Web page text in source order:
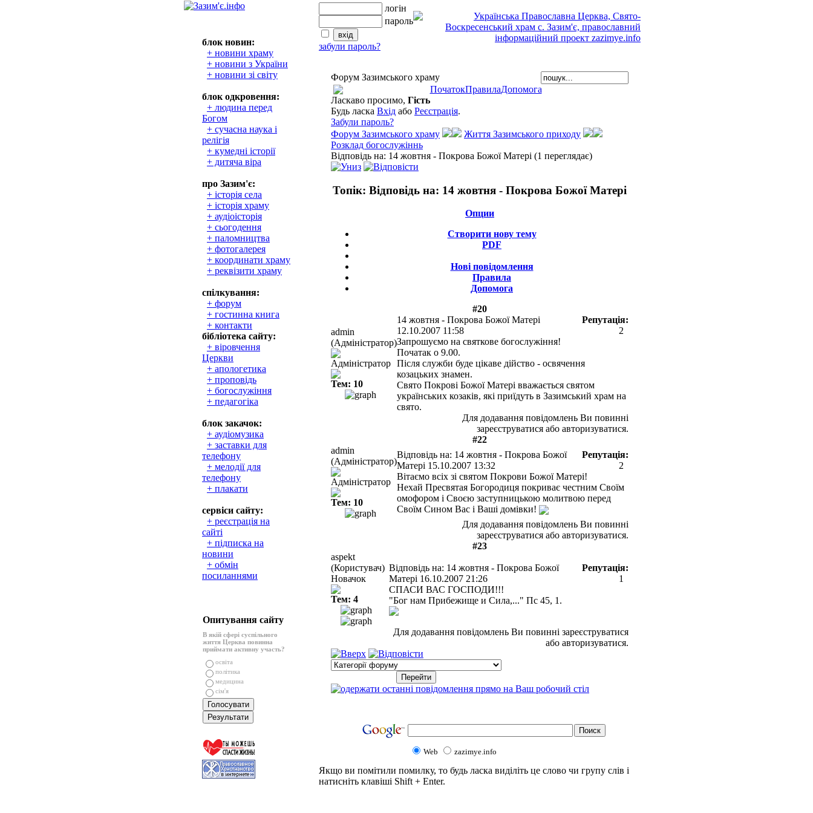
блок новин:
+ новини храму
+ новини з України
+ новини зі світу
блок одкровення:
+ людина перед
Богом
+ сучасна наука і
релігія
+ кумедні історії
+ дитяча віра
про Зазим'є:
+ історія села
+ історія храму
+ аудіоісторія
+ сьогодення
+ паломництва
+ фотогалерея
+ координати храму
+ реквізити храму
спілкування:
+ форум
+ гостинна книга
+ контакти
бібліотека сайту:
+ віровчення
Церкви
+ апологетика
+ проповідь
+ богослужіння
+ педагогіка
блок закачок:
+ аудіомузика
+ заставки для
телефону
+ мелодії для
телефону
+ плакати
сервіси сайту:
+ реєстрація на
сайті
+ підписка на
новини
+ обмін
посиланнями
Опитування сайту
В якій сфері суспільного
життя Церква повинна
приймати активну участь?
освіта
політика
медицина
сім'я
логін
пароль
забули пароль?
Форум Зазимського храму
ПочатокПравилаДопомога
Ласкаво просимо, Гість
Будь ласка Вхід або Реєстрація.
Забули пароль?
Форум Зазимського храму
Життя Зазимського приходу
Розклад богослужіннь
Відповідь на: 14 жовтня - Покрова Божої Матері (1 переглядає)
Топік: Відповідь на: 14 жовтня - Покрова Божої Матері
Опции
Створити нову тему
PDF
Нові повідомлення
Правила
Допомога
#20
admin
(Адміністратор)
Адміністратор
Тем: 10
14 жовтня - Покрова Божої Матері
12.10.2007 11:58
Репутація:
2
Запрошуємо на святкове богослужіння!
Початак о 9.00.
Після служби буде цікаве дійство - освячення
козацьких знамен.
Свято Покрові Божої Матері вважається святом
українських козаків, які приїдуть в Зазимський храм на
свято.
Для додавання повідомлень Ви повинні
зареєструватися або авторизуватися.
#22
admin
(Адміністратор)
Адміністратор
Тем: 10
Відповідь на: 14 жовтня - Покрова Божої
Матері 15.10.2007 13:32
Репутація:
2
Вітаємо всіх зі святом Покрови Божої Матері!
Нехай Пресвятая Богородиця покриває честним Своїм
омофором і Своєю заступницькою молитвою перед
Своїм Сином Вас і Ваші домівки!
Для додавання повідомлень Ви повинні
зареєструватися або авторизуватися.
#23
aspekt
(Користувач)
Новачок
Тем: 4
Відповідь на: 14 жовтня - Покрова Божої
Матері 16.10.2007 21:26
Репутація:
1
СПАСИ ВАС ГОСПОДИ!!!
"Бог нам Прибежище и Сила,..." Пс 45, 1.
Для додавання повідомлень Ви повинні зареєструватися
або авторизуватися.
Web zazimye.info
Якщо ви помітили помилку, то будь ласка виділіть це слово чи групу слів і
натисніть клавіші Shift + Enter.